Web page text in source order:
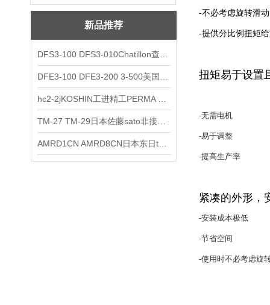
新品推荐
-不必考虑旋转滑
-提供分比例扭矩
扭矩易于设置
-无需电机
-易于调整
-提高生产率
紧凑的外形，
-安装成本极低
-节省空间
-使用时不必考虑旋